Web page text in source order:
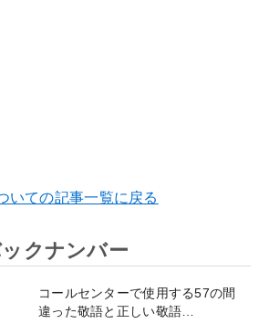
いての記事一覧に戻る
クナンバー
コールセンターで使用する57の間
違った敬語と正しい敬語…